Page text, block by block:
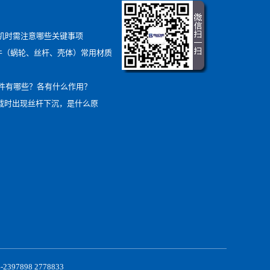
时需注意哪些关键事项
（蜗轮、丝杆、壳体）常用材质
有哪些？各有什么作用？
时出现丝杆下沉，是什么原
2778833